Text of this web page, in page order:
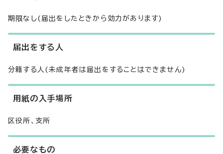
期限なし(届出をしたときから効力があります)
届出をする人
分籍する人(未成年者は届出をすることはできません)
用紙の入手場所
区役所、支所
必要なもの